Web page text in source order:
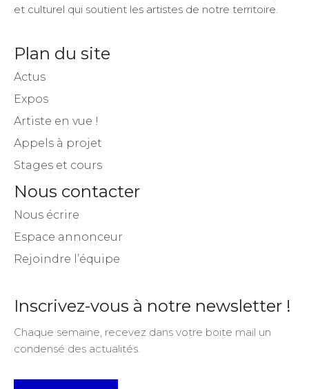
et culturel qui soutient les artistes de notre territoire.
Plan du site
Actus
Expos
Artiste en vue !
Appels à projet
Stages et cours
Nous contacter
Nous écrire
Espace annonceur
Rejoindre l’équipe
Inscrivez-vous à notre newsletter !
Chaque semaine, recevez dans votre boite mail un
condensé des actualités.